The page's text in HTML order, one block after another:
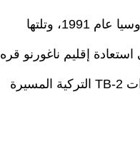
من جانب آخر كانت تركيا أول دولة تعترف بأذربيجان عندما أعلنت استقلالها عن روسيا عام 1991، وتلتها
إقليم ناغورنو قره
باغ عام 2023 الذي احتلته أرمينيا بعد استقلال أذربيجان بفترة وجيزة، وأثبتت طائرات TB-2 التركية المسيرة